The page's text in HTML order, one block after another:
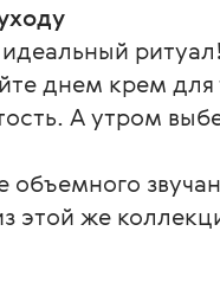
ритуал!
днем крем для
А утром
объемного
этой же